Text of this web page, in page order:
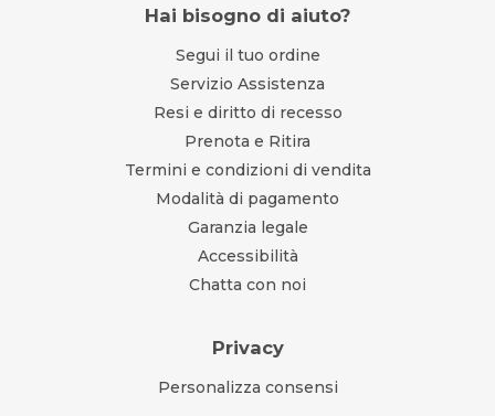
Hai bisogno di aiuto?
Segui il tuo ordine
Servizio Assistenza
Resi e diritto di recesso
Prenota e Ritira
Termini e condizioni di vendita
Modalità di pagamento
Garanzia legale
Accessibilità
Chatta con noi
Privacy
Personalizza consensi